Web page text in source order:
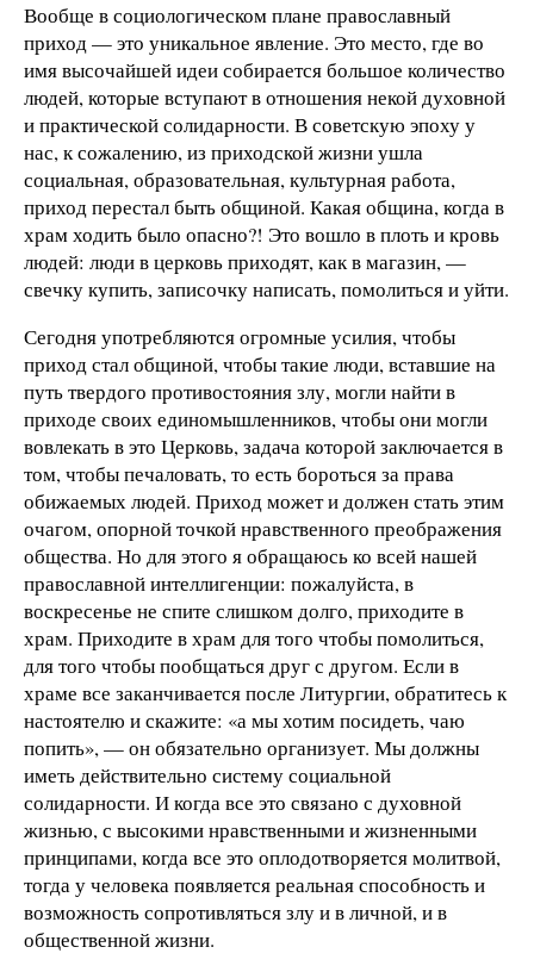
Вообще в социологическом плане православный
приход — это уникальное явление. Это место, где во
имя высочайшей идеи собирается большое количество
людей, которые вступают в отношения некой духовной
и практической солидарности. В советскую эпоху у
нас, к сожалению, из приходской жизни ушла
социальная, образовательная, культурная работа,
приход перестал быть общиной. Какая община, когда в
храм ходить было опасно?! Это вошло в плоть и кровь
людей: люди в церковь приходят, как в магазин, —
свечку купить, записочку написать, помолиться и уйти.
Сегодня употребляются огромные усилия, чтобы
приход стал общиной, чтобы такие люди, вставшие на
путь твердого противостояния злу, могли найти в
приходе своих единомышленников, чтобы они могли
вовлекать в это Церковь, задача которой заключается в
том, чтобы печаловать, то есть бороться за права
обижаемых людей. Приход может и должен стать этим
очагом, опорной точкой нравственного преображения
общества. Но для этого я обращаюсь ко всей нашей
православной интеллигенции: пожалуйста, в
воскресенье не спите слишком долго, приходите в
храм. Приходите в храм для того чтобы помолиться,
для того чтобы пообщаться друг с другом. Если в
храме все заканчивается после Литургии, обратитесь к
настоятелю и скажите: «а мы хотим посидеть, чаю
попить», — он обязательно организует. Мы должны
иметь действительно систему социальной
солидарности. И когда все это связано с духовной
жизнью, с высокими нравственными и жизненными
принципами, когда все это оплодотворяется молитвой,
тогда у человека появляется реальная способность и
возможность сопротивляться злу и в личной, и в
общественной жизни.